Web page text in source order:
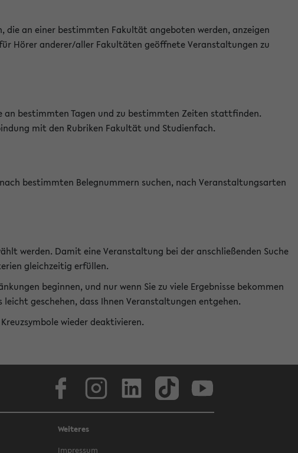
die an einer bestimmten Fakultät angeboten werden, anzeigen
Hörer anderer/aller Fakultäten geöffnete Veranstaltungen zu
an bestimmten Tagen und zu bestimmten Zeiten stattfinden.
mit den Rubriken Fakultät und Studienfach.
bestimmten Belegnummern suchen, nach Veranstaltungsarten
werden. Damit eine Veranstaltung bei der anschließenden Suche
gleichzeitig erfüllen.
beginnen, und nur wenn Sie zu viele Ergebnisse bekommen
geschehen, dass Ihnen Veranstaltungen entgehen.
wieder deaktivieren.
Weiteres
Impressum